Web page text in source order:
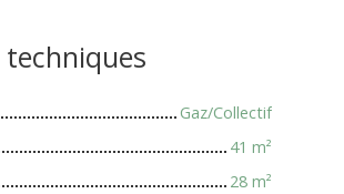
techniques
Gaz/Collectif
41 m²
28 m²